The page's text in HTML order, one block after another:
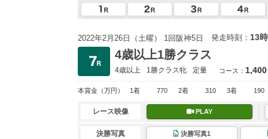
2022年2月26日（土曜） 1回阪神5日 発走時刻： 13
4歳以上1勝クラス
4歳以上 1勝クラス牝 定量 コース： 1,400
本賞金 （万円） 1着 770 2着 310 3着 190
レース映像 PLAY
決勝写真 決勝写真1